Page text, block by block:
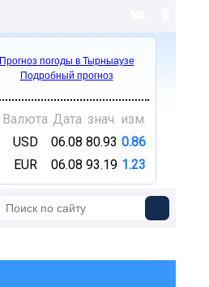
Прогноз погоды в Тырныаузе
Подробный прогноз
Валюта Дата знач. изм.
USD 06.08 80.93 0.86
EUR 06.08 93.19 1.23